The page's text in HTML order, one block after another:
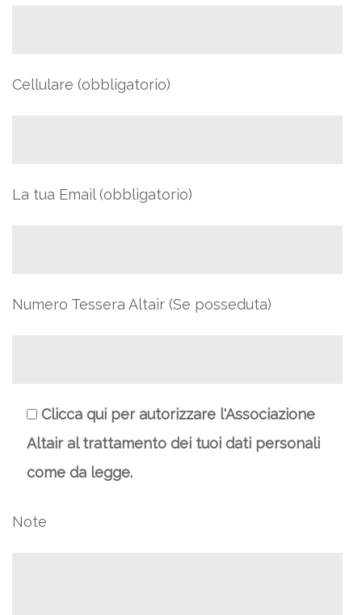
Cellulare (obbligatorio)
La tua Email (obbligatorio)
Numero Tessera Altair (Se posseduta)
Clicca qui per autorizzare l'Associazione
Altair al trattamento dei tuoi dati personali
come da legge.
Note